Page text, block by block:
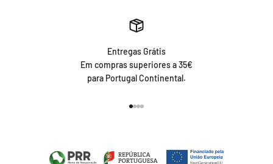
Entregas Grátis
Em compras superiores a 35€
para Portugal Continental.